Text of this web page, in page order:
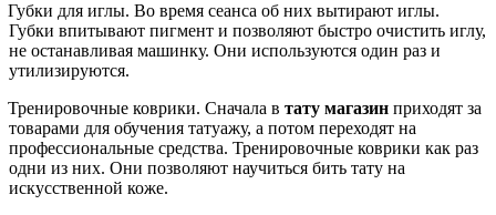
Губки для иглы. Во время сеанса об них вытирают иглы.
Губки впитывают пигмент и позволяют быстро очистить иглу,
не останавливая машинку. Они используются один раз и
утилизируются.
Тренировочные коврики. Сначала в тату магазин приходят за
товарами для обучения татуажу, а потом переходят на
профессиональные средства. Тренировочные коврики как раз
одни из них. Они позволяют научиться бить тату на
искусственной коже.